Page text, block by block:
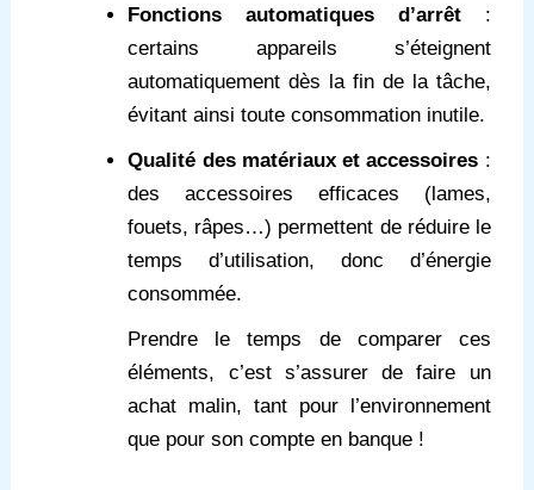
Fonctions automatiques d’arrêt:
certains appareils s’éteignent
automatiquement dès la fin de la tâche,
évitant ainsi toute consommation inutile.
Qualité des matériaux et accessoires :
des accessoires efficaces (lames,
fouets, râpes…) permettent de réduire le
temps d’utilisation, donc d’énergie
consommée.
Prendre le temps de comparer ces
éléments, c’est s’assurer de faire un
achat malin, tant pour l’environnement
que pour son compte en banque !